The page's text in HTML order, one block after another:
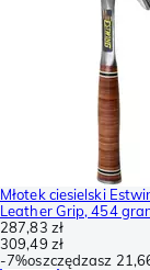
Młotek ciesielski
Leather Grip, 454
287,83 zł
309,49 zł
-7%oszczędzasz